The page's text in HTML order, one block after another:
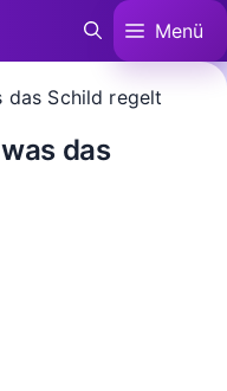
Menü
das